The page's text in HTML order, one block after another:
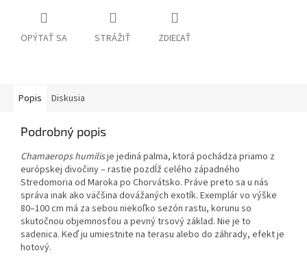
OPÝTAŤ SA STRÁŽIŤ ZDIEĽAŤ
Popis Diskusia
Podrobný popis
Chamaerops humilisje jediná palma, ktorá pochádza priamo z
európskej divočiny – rastie pozdĺž celého západného
Stredomoria od Maroka po Chorvátsko. Práve preto sa u nás
správa inak ako väčšina dovážaných exotík. Exemplár vo výške
80–100 cm má za sebou niekoľko sezón rastu, korunu so
skutočnou objemnosťou a pevný trsový základ. Nie je to
sadenica. Keď ju umiestnite na terasu alebo do záhrady, efekt je
hotový.